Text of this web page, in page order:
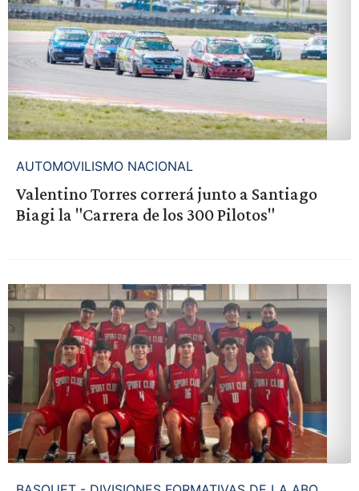
AUTOMOVILISMO NACIONAL
Valentino Torres correrá junto a Santiago
Biagi la "Carrera de los 300 Pilotos"